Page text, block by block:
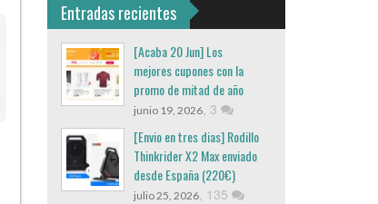
Entradas recientes
[Acaba 20 Jun] Los
mejores cupones con la
promo de mitad de año
junio 19, 2026, 3
[Envio en tres dias] Rodillo
Thinkrider X2 Max enviado
desde España (220€)
julio 25, 2026, 135